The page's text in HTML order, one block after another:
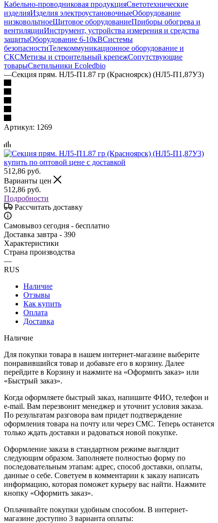
Кабельно-проводниковая продукцияСветотехнические
изделияИзделия электроустановочныеОборудование
низковольтноеЩитовое оборудованиеПриборы обогрева и
вентиляцииИнструмент, устройства измерения и средства
защитыОборудование 6-10кВСистемы
безопасностиТелекоммуникационное оборудование и
СКСМетизы и строительный крепежСопутствующие
товарыСветильники Ecoledbio
—Секция прям. НЛ5-П1.87 гр (Красноярск) (НЛ5-П1,87У3)
Артикул: 1269
512,86 руб.
Варианты цен
512,86 руб.
Подробности
Рассчитать доставку
Самовывоз сегодня - бесплатно
Доставка завтра - 390
Характеристики
Страна производства
—
RUS
Наличие
Отзывы
Как купить
Оплата
Доставка
Наличие
Для покупки товара в нашем интернет-магазине выберите
понравившийся товар и добавьте его в корзину. Далее
перейдите в Корзину и нажмите на «Оформить заказ» или
«Быстрый заказ».
Когда оформляете быстрый заказ, напишите ФИО, телефон и
e-mail. Вам перезвонит менеджер и уточнит условия заказа.
По результатам разговора вам придет подтверждение
оформления товара на почту или через СМС. Теперь останется
только ждать доставки и радоваться новой покупке.
Оформление заказа в стандартном режиме выглядит
следующим образом. Заполняете полностью форму по
последовательным этапам: адрес, способ доставки, оплаты,
данные о себе. Советуем в комментарии к заказу написать
информацию, которая поможет курьеру вас найти. Нажмите
кнопку «Оформить заказ».
Оплачивайте покупки удобным способом. В интернет-
магазине доступно 3 варианта оплаты: